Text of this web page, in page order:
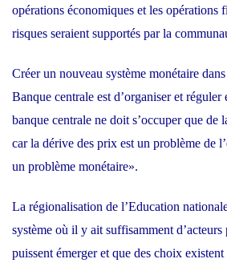
opérations économiques et les opérations
risques seraient supportés par la
Créer un nouveau système monétaire
Banque centrale est d’organiser et
banque centrale ne doit s’occuper que de
car la dérive des prix est un problème de
un problème monétaire».
La régionalisation de l’Education
système où il y ait suffisamment
puissent émerger et que des choix